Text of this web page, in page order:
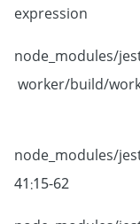
expression
@ ./node_modules/
worker/build/workers/ChildProcessWorker.js 142:6-39
@ ./
41:15-62